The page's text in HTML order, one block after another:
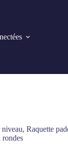
niveau,Raquette
rondes